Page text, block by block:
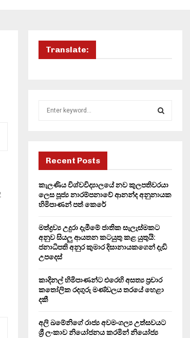
Translate:
f
r
:
R
Recent Posts
කැලණිය විශ්වවිද්‍යාලයේ නව කුලපතිවරයා
ලෙස පූජ්‍ය නාරම්පනාවේ ආනන්ද අනුනායක
හිමිපාණන් පත් කෙරේ
මත්ද්‍රව්‍ය උදුරා දැමීමේ ජාතික සැලැස්මකට
අනුව සියලු ආයතන කටයුතු කළ යුතුයි:
ජනාධිපති අනුර කුමාර දිසානායකගෙන් දැඩි
උපදෙස්
කාදිනල් හිමිපාණන්ට එරෙහි අසත්‍ය ප්‍රචාර
කතෝලික රදගුරු මණ්ඩලය තරයේ හෙළා
දකී
අලි ඛමේනිගේ රාජ්‍ය අවමංගල්‍ය උත්සවයට
ශ්‍රී ලංකාව නියෝජනය කරමින් නියෝජ්‍ය